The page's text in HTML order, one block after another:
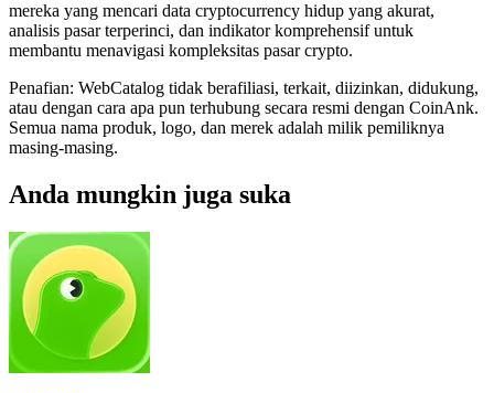
mereka yang mencari data cryptocurrency hidup yang akurat,
analisis pasar terperinci, dan indikator komprehensif untuk
membantu menavigasi kompleksitas pasar crypto.
Penafian: WebCatalog tidak berafiliasi, terkait, diizinkan, didukung,
atau dengan cara apa pun terhubung secara resmi dengan CoinAnk.
Semua nama produk, logo, dan merek adalah milik pemiliknya
masing-masing.
Anda mungkin juga suka